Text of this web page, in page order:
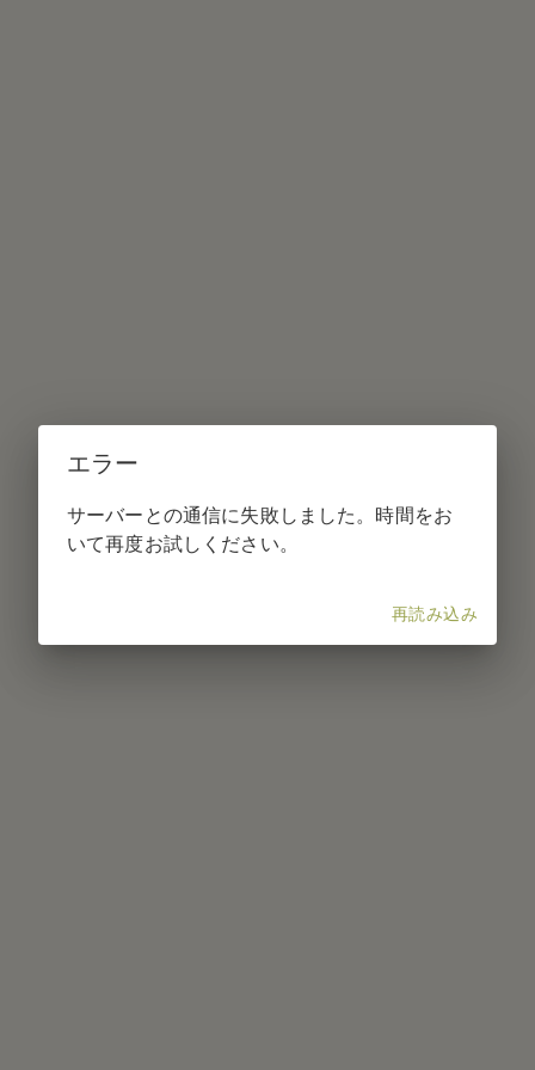
エラー
サーバーとの通信に失敗しました。時間をお
いて再度お試しください。
再読み込み